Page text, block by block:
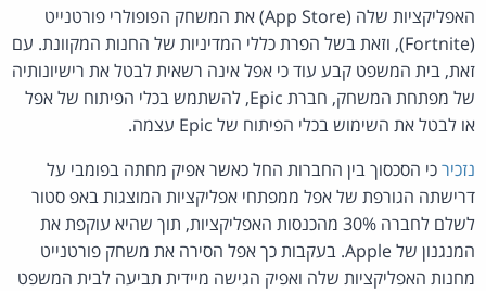
האפליקציות שלה (App Store) את המשחק הפופולרי פורטנייט
(Fortnite), וזאת בשל הפרת כללי המדיניות של החנות המקוונת. עם
זאת, בית המשפט קבע עוד כי אפל אינה רשאית לבטל את רישיונותיה
של מפתחת המשחק, חברת Epic, להשתמש בכלי הפיתוח של אפל
או לבטל את השימוש בכלי הפיתוח של Epic עצמה.
נזכירכי הסכסוך בין החברות החל כאשר אפיק מחתה בפומבי על
דרישתה הגורפת של אפל ממפתחי אפליקציות המוצגות באפ סטור
לשלם לחברה 30% מהכנסות האפליקציות, תוך שהיא עוקפת את
המנגנון של Apple. בעקבות כך אפל הסירה את משחק פורטנייט
מחנות האפליקציות שלה ואפיק הגישה מיידית תביעה לבית המשפט